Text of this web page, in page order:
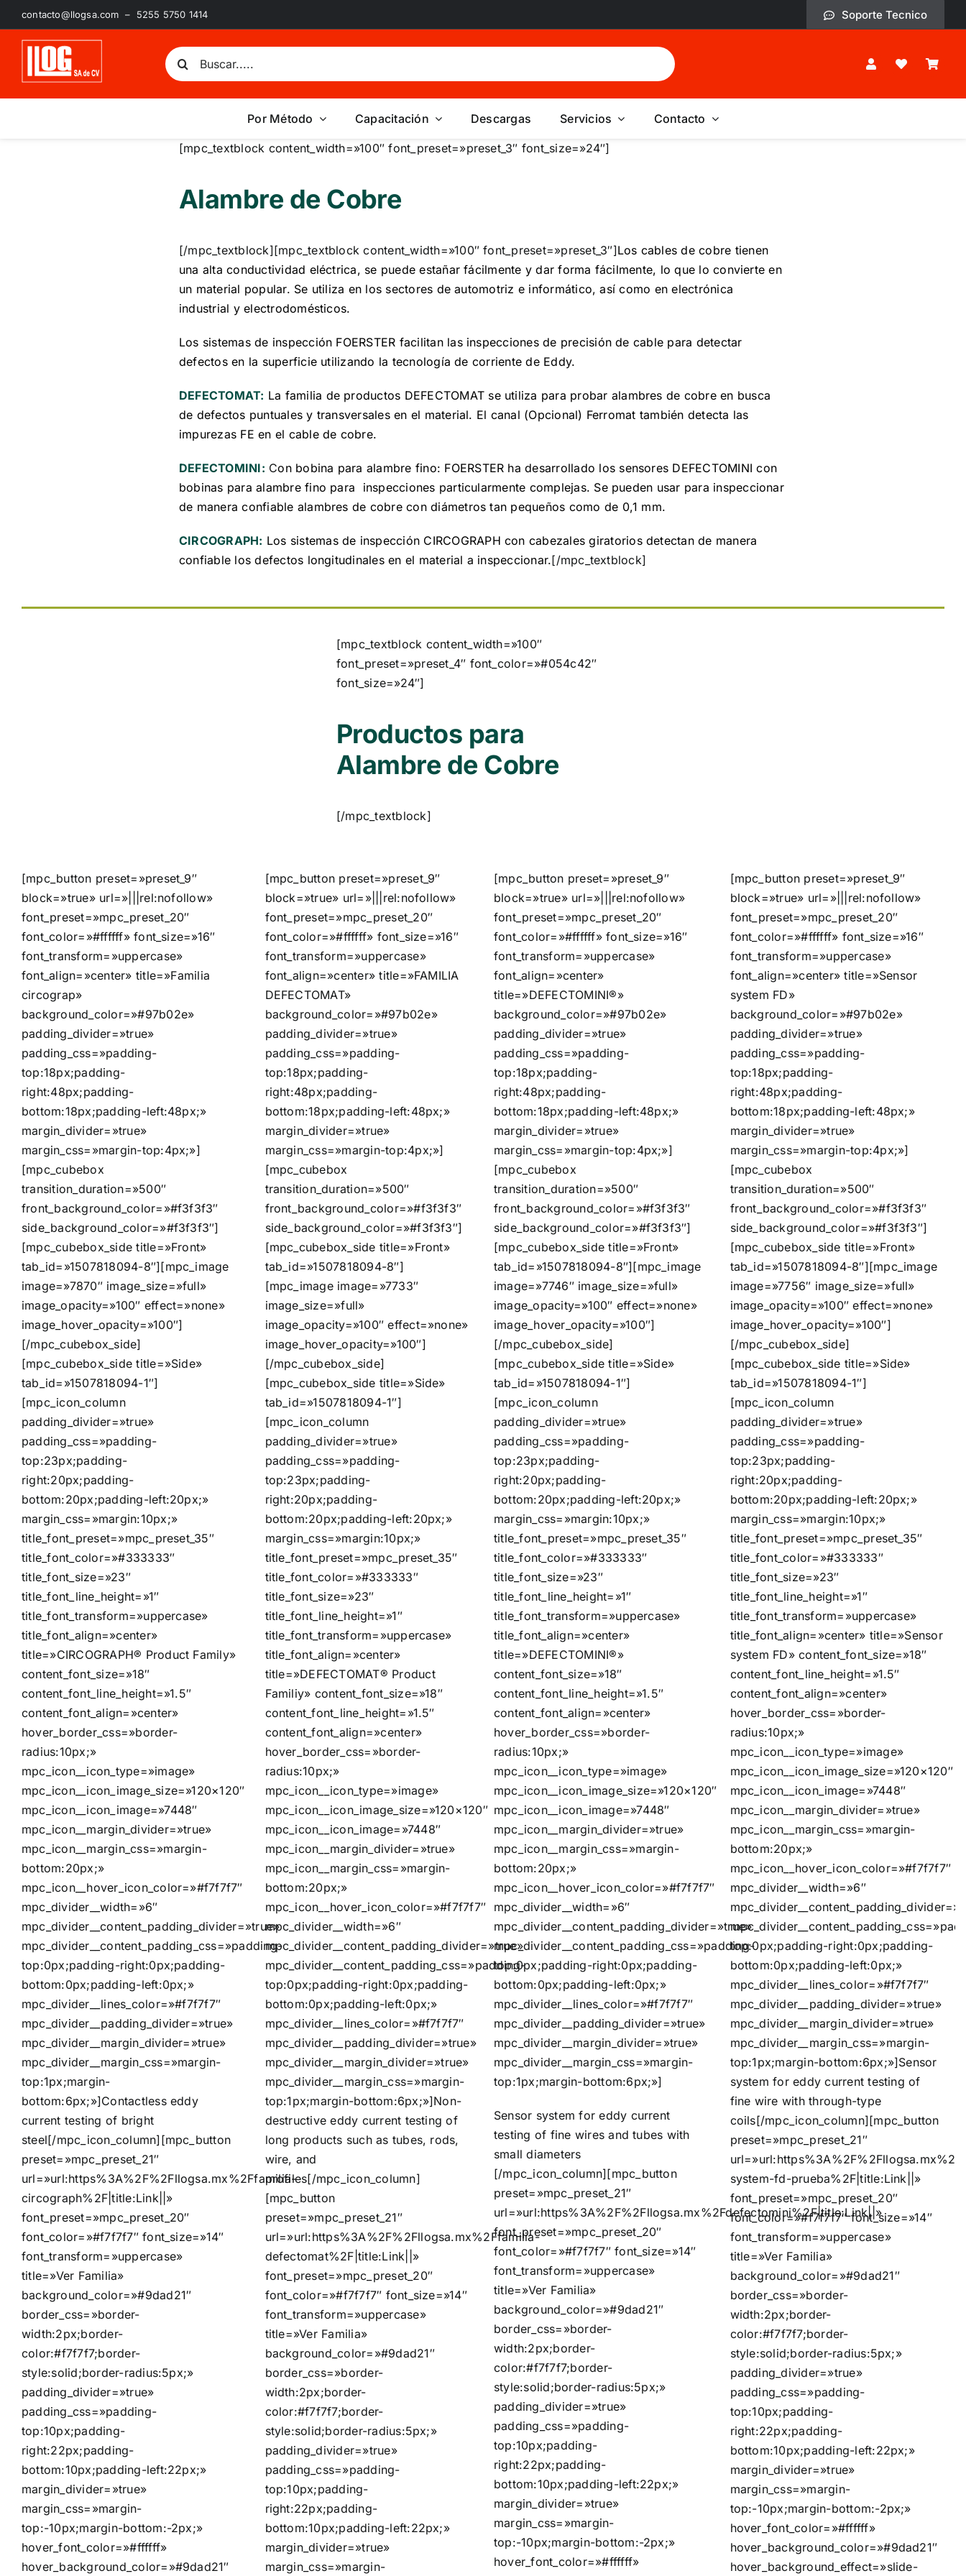
Saltar
al
contenido
contacto@llogsa.com – 5255 5750 1414 Soporte Tecnico
Buscar:
Por Método Capacitación Descargas Servicios Contacto
[mpc_textblock content_width=»100″ font_preset=»preset_3″ font_size=»24″]
Alambre de Cobre
[/mpc_textblock][mpc_textblock content_width=»100″ font_preset=»preset_3″]Los cables de cobre tienen
una alta conductividad eléctrica, se puede estañar fácilmente y dar forma fácilmente, lo que lo convierte en
un material popular. Se utiliza en los sectores de automotriz e informático, así como en electrónica
industrial y electrodomésticos.
Los sistemas de inspección FOERSTER facilitan las inspecciones de precisión de cable para detectar
defectos en la superficie utilizando la tecnología de corriente de Eddy.
DEFECTOMAT: La familia de productos DEFECTOMAT se utiliza para probar alambres de cobre en busca
de defectos puntuales y transversales en el material. El canal (Opcional) Ferromat también detecta las
impurezas FE en el cable de cobre.
DEFECTOMINI: Con bobina para alambre fino: FOERSTER ha desarrollado los sensores DEFECTOMINI con
bobinas para alambre fino para inspecciones particularmente complejas. Se pueden usar para inspeccionar
de manera confiable alambres de cobre con diámetros tan pequeños como de 0,1 mm.
CIRCOGRAPH: Los sistemas de inspección CIRCOGRAPH con cabezales giratorios detectan de manera
confiable los defectos longitudinales en el material a inspeccionar.[/mpc_textblock]
[mpc_textblock content_width=»100″
font_preset=»preset_4″ font_color=»#054c42″
font_size=»24″]
Productos para
Alambre de Cobre
[/mpc_textblock]
[mpc_button preset=»preset_9″
block=»true» url=»|||rel:nofollow»
font_preset=»mpc_preset_20″
font_color=»#ffffff» font_size=»16″
font_transform=»uppercase»
font_align=»center» title=»Familia
circograp»
background_color=»#97b02e»
padding_divider=»true»
padding_css=»padding-
top:18px;padding-
right:48px;padding-
bottom:18px;padding-left:48px;»
margin_divider=»true»
margin_css=»margin-top:4px;»]
[mpc_cubebox
transition_duration=»500″
front_background_color=»#f3f3f3″
side_background_color=»#f3f3f3″]
[mpc_cubebox_side title=»Front»
tab_id=»1507818094-8″][mpc_image
image=»7870″ image_size=»full»
image_opacity=»100″ effect=»none»
image_hover_opacity=»100″]
[/mpc_cubebox_side]
[mpc_cubebox_side title=»Side»
tab_id=»1507818094-1″]
[mpc_icon_column
padding_divider=»true»
padding_css=»padding-
top:23px;padding-
right:20px;padding-
bottom:20px;padding-left:20px;»
margin_css=»margin:10px;»
title_font_preset=»mpc_preset_35″
title_font_color=»#333333″
title_font_size=»23″
title_font_line_height=»1″
title_font_transform=»uppercase»
title_font_align=»center»
title=»CIRCOGRAPH® Product Family»
content_font_size=»18″
content_font_line_height=»1.5″
content_font_align=»center»
hover_border_css=»border-
radius:10px;»
mpc_icon__icon_type=»image»
mpc_icon__icon_image_size=»120×120″
mpc_icon__icon_image=»7448″
mpc_icon__margin_divider=»true»
mpc_icon__margin_css=»margin-
bottom:20px;»
mpc_icon__hover_icon_color=»#f7f7f7″
mpc_divider__width=»6″
mpc_divider__content_padding_divider=»true»
mpc_divider__content_padding_css=»padding-
top:0px;padding-right:0px;padding-
bottom:0px;padding-left:0px;»
mpc_divider__lines_color=»#f7f7f7″
mpc_divider__padding_divider=»true»
mpc_divider__margin_divider=»true»
mpc_divider__margin_css=»margin-
top:1px;margin-
bottom:6px;»]Contactless eddy
current testing of bright
steel[/mpc_icon_column][mpc_button
preset=»mpc_preset_21″
url=»url:https%3A%2F%2Fllogsa.mx%2Ffamilia-
circograph%2F|title:Link||»
font_preset=»mpc_preset_20″
font_color=»#f7f7f7″ font_size=»14″
font_transform=»uppercase»
title=»Ver Familia»
background_color=»#9dad21″
border_css=»border-
width:2px;border-
color:#f7f7f7;border-
style:solid;border-radius:5px;»
padding_divider=»true»
padding_css=»padding-
top:10px;padding-
right:22px;padding-
bottom:10px;padding-left:22px;»
margin_divider=»true»
margin_css=»margin-
top:-10px;margin-bottom:-2px;»
hover_font_color=»#ffffff»
hover_background_color=»#9dad21″
[mpc_button preset=»preset_9″
block=»true» url=»|||rel:nofollow»
font_preset=»mpc_preset_20″
font_color=»#ffffff» font_size=»16″
font_transform=»uppercase»
font_align=»center» title=»FAMILIA
DEFECTOMAT»
background_color=»#97b02e»
padding_divider=»true»
padding_css=»padding-
top:18px;padding-
right:48px;padding-
bottom:18px;padding-left:48px;»
margin_divider=»true»
margin_css=»margin-top:4px;»]
[mpc_cubebox
transition_duration=»500″
front_background_color=»#f3f3f3″
side_background_color=»#f3f3f3″]
[mpc_cubebox_side title=»Front»
tab_id=»1507818094-8″]
[mpc_image image=»7733″
image_size=»full»
image_opacity=»100″ effect=»none»
image_hover_opacity=»100″]
[/mpc_cubebox_side]
[mpc_cubebox_side title=»Side»
tab_id=»1507818094-1″]
[mpc_icon_column
padding_divider=»true»
padding_css=»padding-
top:23px;padding-
right:20px;padding-
bottom:20px;padding-left:20px;»
margin_css=»margin:10px;»
title_font_preset=»mpc_preset_35″
title_font_color=»#333333″
title_font_size=»23″
title_font_line_height=»1″
title_font_transform=»uppercase»
title_font_align=»center»
title=»DEFECTOMAT® Product
Familiy» content_font_size=»18″
content_font_line_height=»1.5″
content_font_align=»center»
hover_border_css=»border-
radius:10px;»
mpc_icon__icon_type=»image»
mpc_icon__icon_image_size=»120×120″
mpc_icon__icon_image=»7448″
mpc_icon__margin_divider=»true»
mpc_icon__margin_css=»margin-
bottom:20px;»
mpc_icon__hover_icon_color=»#f7f7f7″
mpc_divider__width=»6″
mpc_divider__content_padding_divider=»true»
mpc_divider__content_padding_css=»padding-
top:0px;padding-right:0px;padding-
bottom:0px;padding-left:0px;»
mpc_divider__lines_color=»#f7f7f7″
mpc_divider__padding_divider=»true»
mpc_divider__margin_divider=»true»
mpc_divider__margin_css=»margin-
top:1px;margin-bottom:6px;»]Non-
destructive eddy current testing of
long products such as tubes, rods,
wire, and
profiles[/mpc_icon_column]
[mpc_button
preset=»mpc_preset_21″
url=»url:https%3A%2F%2Fllogsa.mx%2Ffamilia-
defectomat%2F|title:Link||»
font_preset=»mpc_preset_20″
font_color=»#f7f7f7″ font_size=»14″
font_transform=»uppercase»
title=»Ver Familia»
background_color=»#9dad21″
border_css=»border-
width:2px;border-
color:#f7f7f7;border-
style:solid;border-radius:5px;»
padding_divider=»true»
padding_css=»padding-
top:10px;padding-
right:22px;padding-
bottom:10px;padding-left:22px;»
margin_divider=»true»
margin_css=»margin-
[mpc_button preset=»preset_9″
block=»true» url=»|||rel:nofollow»
font_preset=»mpc_preset_20″
font_color=»#ffffff» font_size=»16″
font_transform=»uppercase»
font_align=»center»
title=»DEFECTOMINI®»
background_color=»#97b02e»
padding_divider=»true»
padding_css=»padding-
top:18px;padding-
right:48px;padding-
bottom:18px;padding-left:48px;»
margin_divider=»true»
margin_css=»margin-top:4px;»]
[mpc_cubebox
transition_duration=»500″
front_background_color=»#f3f3f3″
side_background_color=»#f3f3f3″]
[mpc_cubebox_side title=»Front»
tab_id=»1507818094-8″][mpc_image
image=»7746″ image_size=»full»
image_opacity=»100″ effect=»none»
image_hover_opacity=»100″]
[/mpc_cubebox_side]
[mpc_cubebox_side title=»Side»
tab_id=»1507818094-1″]
[mpc_icon_column
padding_divider=»true»
padding_css=»padding-
top:23px;padding-
right:20px;padding-
bottom:20px;padding-left:20px;»
margin_css=»margin:10px;»
title_font_preset=»mpc_preset_35″
title_font_color=»#333333″
title_font_size=»23″
title_font_line_height=»1″
title_font_transform=»uppercase»
title_font_align=»center»
title=»DEFECTOMINI®»
content_font_size=»18″
content_font_line_height=»1.5″
content_font_align=»center»
hover_border_css=»border-
radius:10px;»
mpc_icon__icon_type=»image»
mpc_icon__icon_image_size=»120×120″
mpc_icon__icon_image=»7448″
mpc_icon__margin_divider=»true»
mpc_icon__margin_css=»margin-
bottom:20px;»
mpc_icon__hover_icon_color=»#f7f7f7″
mpc_divider__width=»6″
mpc_divider__content_padding_divider=»true»
mpc_divider__content_padding_css=»padding-
top:0px;padding-right:0px;padding-
bottom:0px;padding-left:0px;»
mpc_divider__lines_color=»#f7f7f7″
mpc_divider__padding_divider=»true»
mpc_divider__margin_divider=»true»
mpc_divider__margin_css=»margin-
top:1px;margin-bottom:6px;»]
Sensor system for eddy current
testing of fine wires and tubes with
small diameters
[/mpc_icon_column][mpc_button
preset=»mpc_preset_21″
url=»url:https%3A%2F%2Fllogsa.mx%2Fdefectomini%2F|title:Link||»
font_preset=»mpc_preset_20″
font_color=»#f7f7f7″ font_size=»14″
font_transform=»uppercase»
title=»Ver Familia»
background_color=»#9dad21″
border_css=»border-
width:2px;border-
color:#f7f7f7;border-
style:solid;border-radius:5px;»
padding_divider=»true»
padding_css=»padding-
top:10px;padding-
right:22px;padding-
bottom:10px;padding-left:22px;»
margin_divider=»true»
margin_css=»margin-
top:-10px;margin-bottom:-2px;»
hover_font_color=»#ffffff»
[mpc_button preset=»preset_9″
block=»true» url=»|||rel:nofollow»
font_preset=»mpc_preset_20″
font_color=»#ffffff» font_size=»16″
font_transform=»uppercase»
font_align=»center» title=»Sensor
system FD»
background_color=»#97b02e»
padding_divider=»true»
padding_css=»padding-
top:18px;padding-
right:48px;padding-
bottom:18px;padding-left:48px;»
margin_divider=»true»
margin_css=»margin-top:4px;»]
[mpc_cubebox
transition_duration=»500″
front_background_color=»#f3f3f3″
side_background_color=»#f3f3f3″]
[mpc_cubebox_side title=»Front»
tab_id=»1507818094-8″][mpc_image
image=»7756″ image_size=»full»
image_opacity=»100″ effect=»none»
image_hover_opacity=»100″]
[/mpc_cubebox_side]
[mpc_cubebox_side title=»Side»
tab_id=»1507818094-1″]
[mpc_icon_column
padding_divider=»true»
padding_css=»padding-
top:23px;padding-
right:20px;padding-
bottom:20px;padding-left:20px;»
margin_css=»margin:10px;»
title_font_preset=»mpc_preset_35″
title_font_color=»#333333″
title_font_size=»23″
title_font_line_height=»1″
title_font_transform=»uppercase»
title_font_align=»center» title=»Sensor
system FD» content_font_size=»18″
content_font_line_height=»1.5″
content_font_align=»center»
hover_border_css=»border-
radius:10px;»
mpc_icon__icon_type=»image»
mpc_icon__icon_image_size=»120×120″
mpc_icon__icon_image=»7448″
mpc_icon__margin_divider=»true»
mpc_icon__margin_css=»margin-
bottom:20px;»
mpc_icon__hover_icon_color=»#f7f7f7″
mpc_divider__width=»6″
top:0px;padding-right:0px;padding-
bottom:0px;padding-left:0px;»
mpc_divider__lines_color=»#f7f7f7″
mpc_divider__padding_divider=»true»
mpc_divider__margin_divider=»true»
mpc_divider__margin_css=»margin-
top:1px;margin-bottom:6px;»]Sensor
system for eddy current testing of
fine wire with through-type
coils[/mpc_icon_column][mpc_button
preset=»mpc_preset_21″
system-fd-prueba%2F|title:Link||»
font_preset=»mpc_preset_20″
font_color=»#f7f7f7″ font_size=»14″
font_transform=»uppercase»
title=»Ver Familia»
background_color=»#9dad21″
border_css=»border-
width:2px;border-
color:#f7f7f7;border-
style:solid;border-radius:5px;»
padding_divider=»true»
padding_css=»padding-
top:10px;padding-
right:22px;padding-
bottom:10px;padding-left:22px;»
margin_divider=»true»
margin_css=»margin-
top:-10px;margin-bottom:-2px;»
hover_font_color=»#ffffff»
hover_background_color=»#9dad21″
hover_background_effect=»slide-